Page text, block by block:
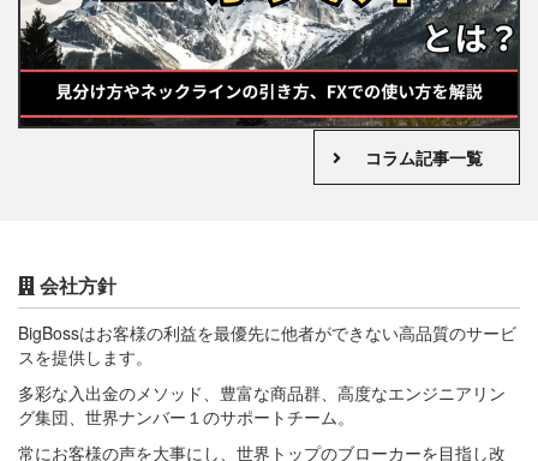
2026年05月08日
コラム記事一覧
会社方針
BigBossはお客様の利益を最優先に他者ができない高品質のサービ
スを提供します。
多彩な入出金のメソッド、豊富な商品群、高度なエンジニアリン
グ集団、世界ナンバー１のサポートチーム。
常にお客様の声を大事にし、世界トップのブローカーを目指し改